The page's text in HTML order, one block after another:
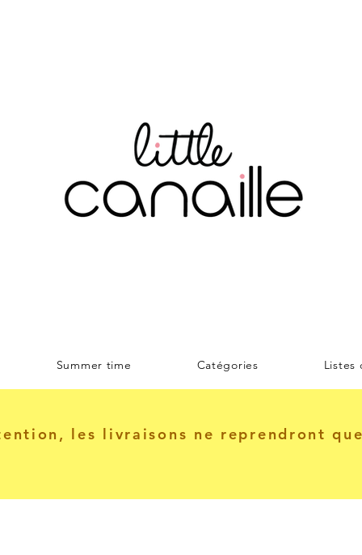
Summer time Catégories Listes
les livraisons ne reprendront